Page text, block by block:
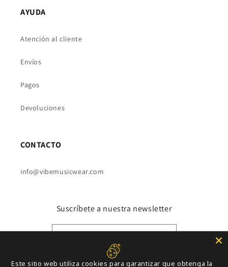
AYUDA
Atención al cliente
Envíos
Pagos
Devoluciones
CONTACTO
info@vibemusicwear.com
Suscríbete a nuestra newsletter
InstagramYouTubeTikTok
Este sitio web utiliza cookies para garantizar que obtenga la